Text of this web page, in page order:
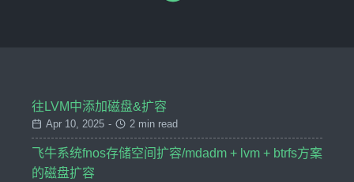
往LVM中添加磁盘&扩容
Apr 10, 2025 - 2 min read
飞牛系统fnos存储空间扩容/mdadm + lvm + btrfs方案
的磁盘扩容